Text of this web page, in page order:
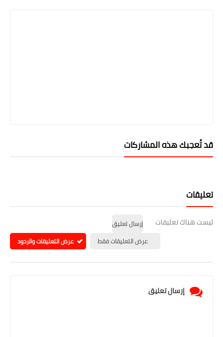
قد تُعجبك هذه المشاركات
تعليقات
ليست هناك تعليقات
إرسال تعليق
عرض التعليقات فقط
عرض التعليقات والردود
إرسال تعليق